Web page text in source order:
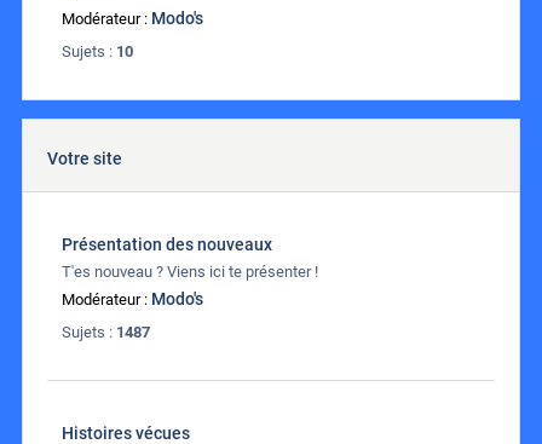
Modérateur : Modo's
Sujets : 10
Votre site
Présentation des nouveaux
T'es nouveau ? Viens ici te présenter !
Modérateur : Modo's
Sujets : 1487
Histoires vécues